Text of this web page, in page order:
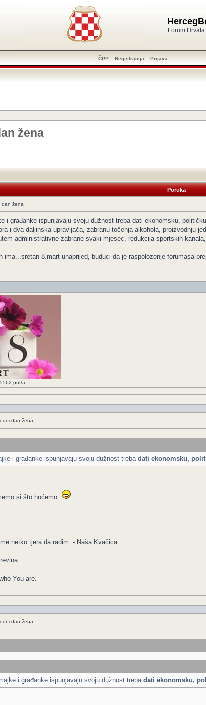
Forum Hrvata
ČPP - Registracija - Prijava
žena
Poruka
dan žena
i građanke ispunjavaju svoju dužnost treba dati ekonomsku,
i dva daljinska upravljača, zabranu točenja alkohola, proizvodnju
administrativne zabrane svaki mjesec, redukcija sportskih
ima...sretan 8.mart unaprijed, buduci da je raspolozenje forumasa
put/a. ]
dan žena
i građanke ispunjavaju svoju dužnost treba dati ekonomsku,
si što hoćemo.
netko tjera da radim. - Naša Kvačica
You are.
dan žena
i građanke ispunjavaju svoju dužnost treba dati ekonomsku,